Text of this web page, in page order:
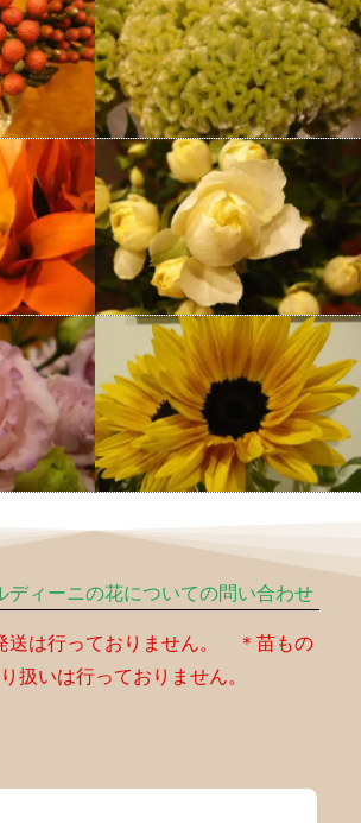
ディーニの花についての問い合わせ
送は行っておりません。 ＊苗もの
扱いは行っておりません。